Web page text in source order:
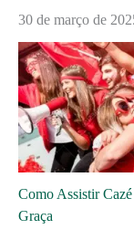
30 de março de
Como Assistir
Graça